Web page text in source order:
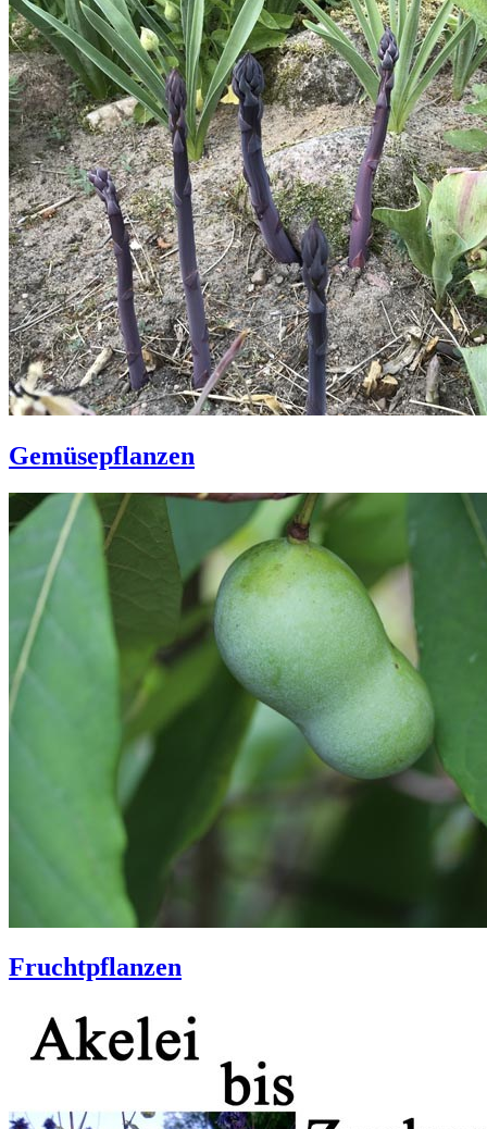
Gemüsepflanzen
Fruchtpflanzen